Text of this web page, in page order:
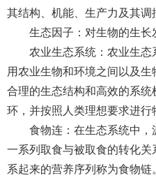
其结构、机能、生产力及其调
生态因子：对生物的生长
农业生态系统：农业生态
用农业生物和环境之间以及
合理的生态结构和高效的系
环，并按照人类理想要求进行
食物连：在生态系统中
一系列取食与被取食的转化
系起来的营养序列称为食物链